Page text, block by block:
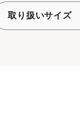
取り扱いサイズ